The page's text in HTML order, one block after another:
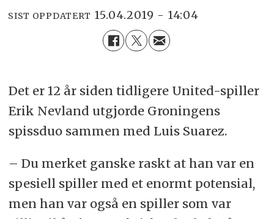
SIST OPPDATERT 15.04.2019 - 14:04
Det er 12 år siden tidligere United-spiller
Erik Nevland utgjorde Groningens
spissduo sammen med Luis Suarez.
– Du merket ganske raskt at han var en
spesiell spiller med et enormt potensial,
men han var også en spiller som var